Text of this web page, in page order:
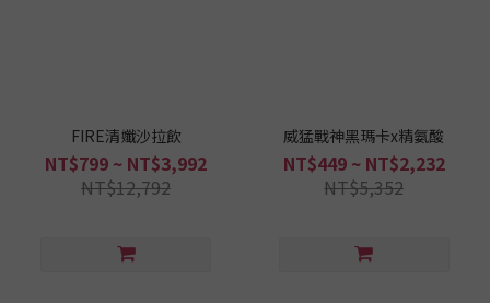
FIRE清孅沙拉飲
NT$799 ~ NT$3,992
NT$12,792
威猛戰神黑瑪卡x精氨酸
NT$449 ~ NT$2,232
NT$5,352